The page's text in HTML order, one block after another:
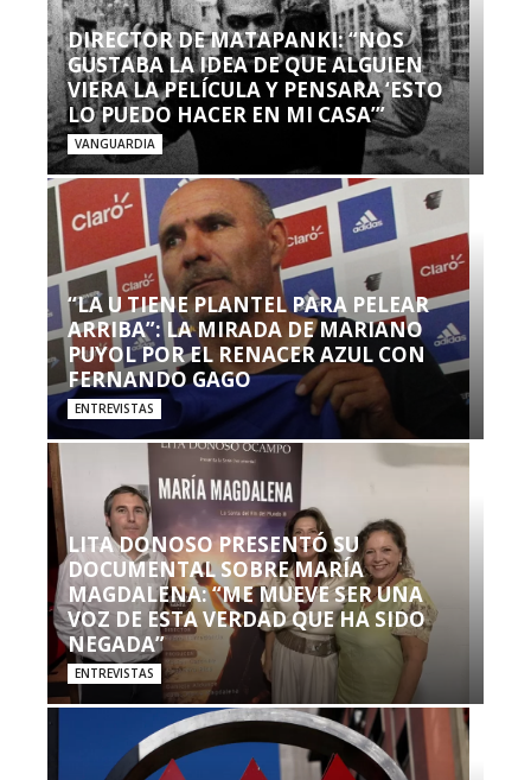
DIRECTOR DE MATAPANKI: “NOS
GUSTABA LA IDEA DE QUE ALGUIEN
VIERA LA PELÍCULA Y PENSARA ‘ESTO
LO PUEDO HACER EN MI CASA’”
VANGUARDIA
“LA U TIENE PLANTEL PARA PELEAR
ARRIBA”: LA MIRADA DE MARIANO
PUYOL POR EL RENACER AZUL CON
FERNANDO GAGO
ENTREVISTAS
LITA DONOSO PRESENTÓ SU
DOCUMENTAL SOBRE MARÍA
MAGDALENA: “ME MUEVE SER UNA
VOZ DE ESTA VERDAD QUE HA SIDO
NEGADA”
ENTREVISTAS